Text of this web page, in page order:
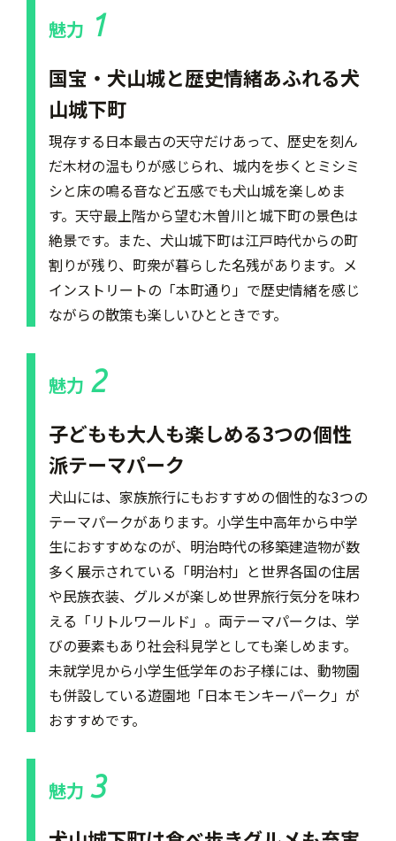
魅力 1
国宝・犬山城と歴史情緒あふれる犬
山城下町
現存する日本最古の天守だけあって、歴史を刻ん
だ木材の温もりが感じられ、城内を歩くとミシミ
シと床の鳴る音など五感でも犬山城を楽しめま
す。天守最上階から望む木曽川と城下町の景色は
絶景です。また、犬山城下町は江戸時代からの町
割りが残り、町衆が暮らした名残があります。メ
インストリートの「本町通り」で歴史情緒を感じ
ながらの散策も楽しいひとときです。
魅力 2
子どもも大人も楽しめる3つの個性
派テーマパーク
犬山には、家族旅行にもおすすめの個性的な3つの
テーマパークがあります。小学生中高年から中学
生におすすめなのが、明治時代の移築建造物が数
多く展示されている「明治村」と世界各国の住居
や民族衣装、グルメが楽しめ世界旅行気分を味わ
える「リトルワールド」。両テーマパークは、学
びの要素もあり社会科見学としても楽しめます。
未就学児から小学生低学年のお子様には、動物園
も併設している遊園地「日本モンキーパーク」が
おすすめです。
魅力 3